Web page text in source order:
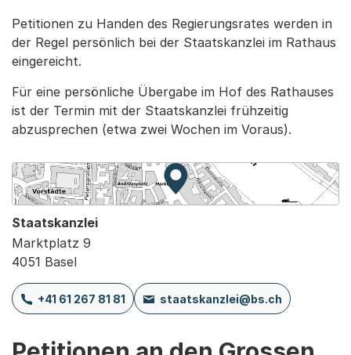
Petitionen zu Handen des Regierungsrates werden in
der Regel persönlich bei der Staatskanzlei im Rathaus
eingereicht.
Für eine persönliche Übergabe im Hof des Rathauses
ist der Termin mit der Staatskanzlei frühzeitig
abzusprechen (etwa zwei Wochen im Voraus).
Zur Karte von MapBS.
Externer Link, wird in einem
Staatskanzlei
Marktplatz 9
4051 Basel
+41 61 267 81 81 staatskanzlei@bs.ch